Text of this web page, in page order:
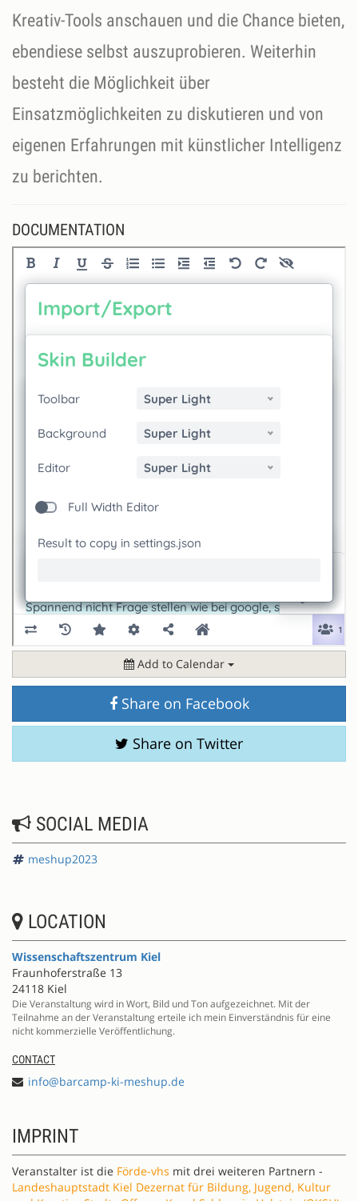
Kreativ-Tools anschauen und die Chance bieten,
ebendiese selbst auszuprobieren. Weiterhin
besteht die Möglichkeit über
Einsatzmöglichkeiten zu diskutieren und von
eigenen Erfahrungen mit künstlicher Intelligenz
zu berichten.
DOCUMENTATION
Add to Calendar
Share on Facebook
Share on Twitter
SOCIAL MEDIA
meshup2023
LOCATION
Wissenschaftszentrum Kiel
Fraunhoferstraße 13
24118 Kiel
Die Veranstaltung wird in Wort, Bild und Ton aufgezeichnet. Mit der
Teilnahme an der Veranstaltung erteile ich mein Einverständnis für eine
nicht kommerzielle Veröffentlichung.
CONTACT
info@barcamp-ki-meshup.de
IMPRINT
Veranstalter ist die Förde-vhs mit drei weiteren Partnern -
Landeshauptstadt Kiel Dezernat für Bildung, Jugend, Kultur